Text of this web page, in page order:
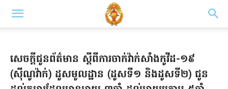
សេចក្តីជូនព័ត៌មាន ស្តីពីការចាក់វ៉ាក់សាំងកូវីដ-១៩
(ស៊ីណូវ៉ាក់) ដូសមូលដ្ឋាន (ដូសទី១ និងដូសទី២) ជូន